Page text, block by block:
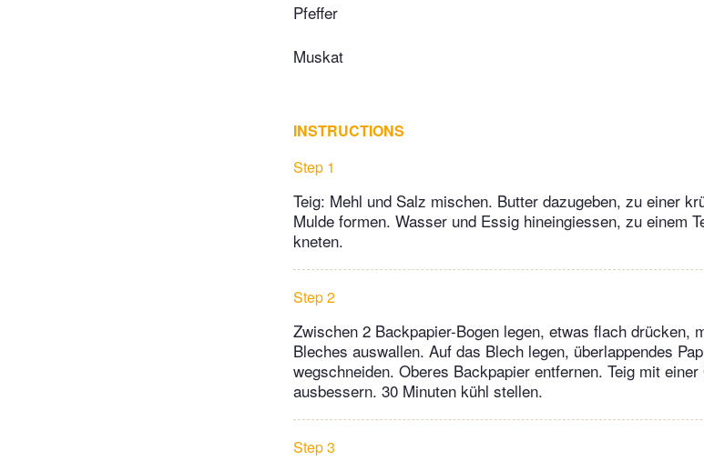
Pfeffer
Muskat
INSTRUCTIONS
Step 1
Teig: Mehl und Salz mischen. Butter dazugeben, zu einer
Mulde formen. Wasser und Essig hineingiessen, zu einem
kneten.
Step 2
Zwischen 2 Backpapier-Bogen legen, etwas flach drücken,
Bleches auswallen. Auf das Blech legen, überlappendes
wegschneiden. Oberes Backpapier entfernen. Teig mit
ausbessern. 30 Minuten kühl stellen.
Step 3